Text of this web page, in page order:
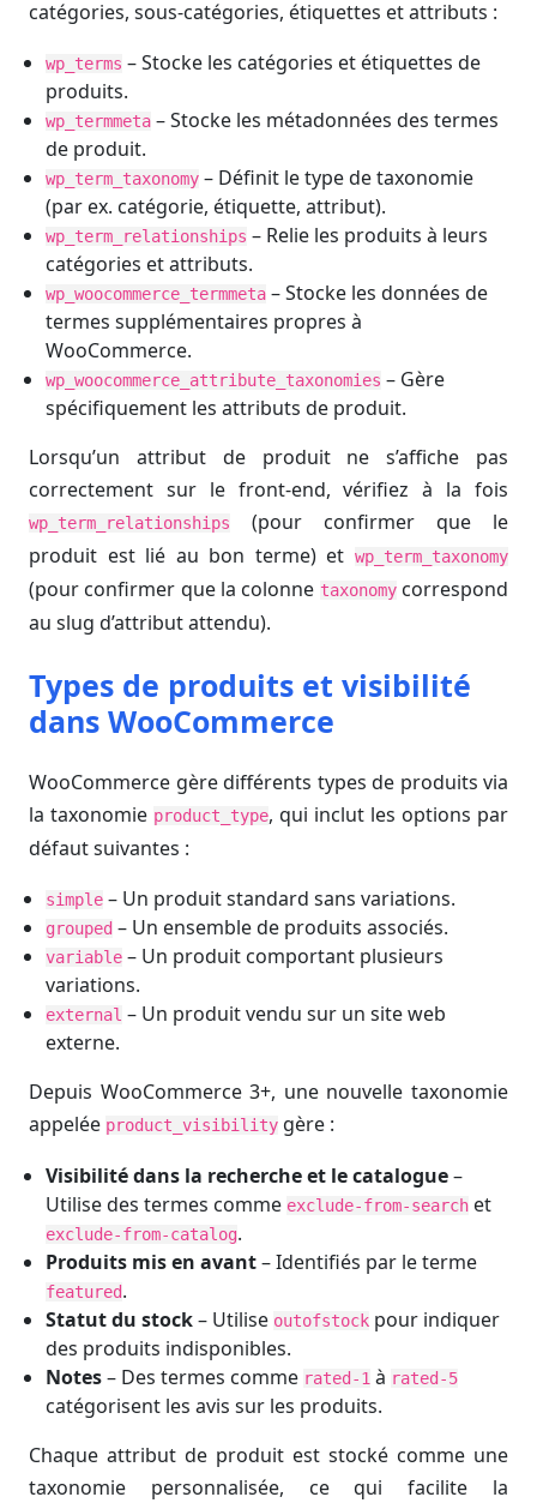
catégories, sous-catégories, étiquettes et attributs :
wp_terms – Stocke les catégories et étiquettes de
produits.
wp_termmeta – Stocke les métadonnées des termes
de produit.
wp_term_taxonomy – Définit le type de taxonomie
(par ex. catégorie, étiquette, attribut).
wp_term_relationships – Relie les produits à leurs
catégories et attributs.
wp_woocommerce_termmeta – Stocke les données de
termes supplémentaires propres à
WooCommerce.
wp_woocommerce_attribute_taxonomies – Gère
spécifiquement les attributs de produit.
Lorsqu’un attribut de produit ne s’affiche pas
correctement sur le front-end, vérifiez à la fois
wp_term_relationships
(pour confirmer que le
produit est lié au bon terme) et wp_term_taxonomy
(pour confirmer que la colonne taxonomycorrespond
au slug d’attribut attendu).
Types de produits et visibilité
dans WooCommerce
WooCommerce gère différents types de produits via
la taxonomie product_type, qui inclut les options par
défaut suivantes :
simple – Un produit standard sans variations.
grouped – Un ensemble de produits associés.
variable – Un produit comportant plusieurs
variations.
external – Un produit vendu sur un site web
externe.
Depuis WooCommerce 3+, une nouvelle taxonomie
appelée product_visibility gère :
Visibilité dans la recherche et le catalogue–
Utilise des termes commeexclude-from-search et
exclude-from-catalog.
Produits mis en avant– Identifiés par le terme
featured.
Statut du stock– Utilise outofstock pour indiquer
des produits indisponibles.
Notes– Des termes comme rated-1 à rated-5
catégorisent les avis sur les produits.
Chaque attribut de produit est stocké comme une
taxonomie personnalisée, ce qui facilite la